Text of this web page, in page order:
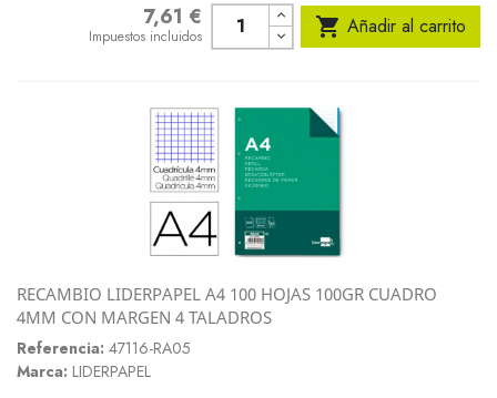
7,61 €
Impuestos incluidos  Añadir al carrito
RECAMBIO LIDERPAPEL A4 100 HOJAS 100GR CUADRO
4MM CON MARGEN 4 TALADROS
Referencia: 47116-RA05
Marca: LIDERPAPEL